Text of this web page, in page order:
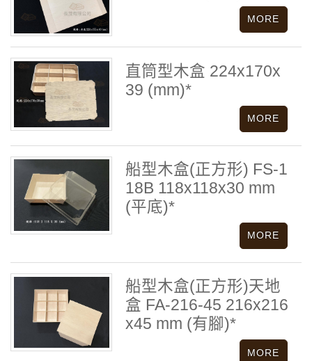
直筒型木盒 224x170x
39 (mm)*
船型木盒(正方形) FS-1
18B 118x118x30 mm
(平底)*
船型木盒(正方形)天地
盒 FA-216-45 216x216
x45 mm (有腳)*